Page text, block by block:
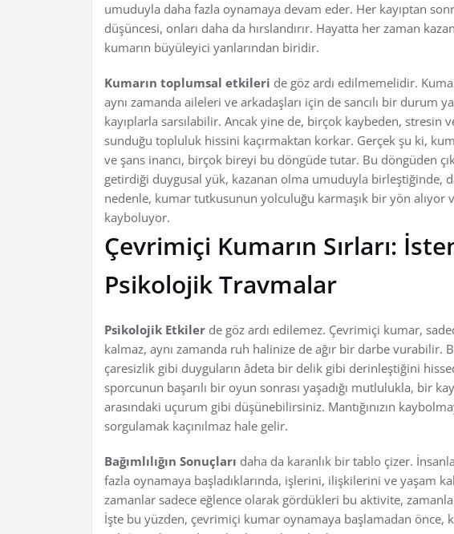
umuduyla daha fazla oynamaya devam eder. Her kayıptan
düşüncesi, onları daha da hırslandırır. Hayatta her zaman
kumarın büyüleyici yanlarından biridir.
Kumarın toplumsal etkileri de göz ardı edilmemelidir.
aynı zamanda aileleri ve arkadaşları için de sancılı bir durum
kayıplarla sarsılabilir. Ancak yine de, birçok kaybeden, stresin
sunduğu topluluk hissini kaçırmaktan korkar. Gerçek şu ki,
ve şans inancı, birçok bireyi bu döngüde tutar. Bu döngüden
getirdiği duygusal yük, kazanan olma umuduyla birleştiğinde,
nedenle, kumar tutkusunun yolculuğu karmaşık bir yön alıyor
kayboluyor.
Çevrimiçi Kumarın Sırları:
Psikolojik Travmalar
Psikolojik Etkiler de göz ardı edilemez. Çevrimiçi kumar,
kalmaz, aynı zamanda ruh halinize de ağır bir darbe vurabilir.
çaresizlik gibi duyguların âdeta bir delik gibi derinleştiğini
sporcunun başarılı bir oyun sonrası yaşadığı mutlulukla, bir
arasındaki uçurum gibi düşünebilirsiniz. Mantığınızın
sorgulamak kaçınılmaz hale gelir.
Bağımlılığın Sonuçları daha da karanlık bir tablo çizer.
fazla oynamaya başladıklarında, işlerini, ilişkilerini ve yaşam
zamanlar sadece eğlence olarak gördükleri bu aktivite,
İşte bu yüzden, çevrimiçi kumar oynamaya başlamadan önce,